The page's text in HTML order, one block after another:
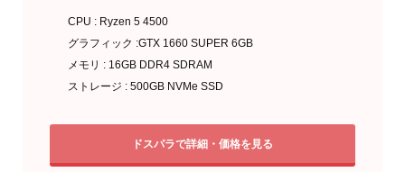
CPU : Ryzen 5 4500
グラフィック :GTX 1660 SUPER 6GB
メモリ : 16GB DDR4 SDRAM
ストレージ : 500GB NVMe SSD
ドスパラで詳細・価格を見る